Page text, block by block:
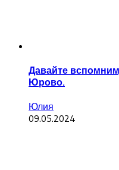
Давайте
Юрово.
Юлия
09.05.2024